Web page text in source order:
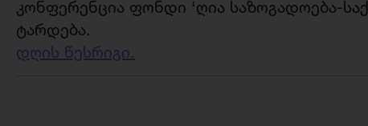
კონფერენცია ფონდი ‘ღია საზოგადოება-
ტარდება.
დღის წესრიგი.